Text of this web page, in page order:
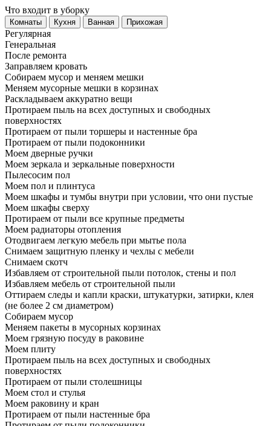
Что входит в уборку
Регу­лярная
Гене­ральная
После ремонта
Заправляем кровать
Собираем мусор и меняем мешки
Меняем мусорные мешки в корзинах
Раскладываем аккуратно вещи
Протираем пыль на всех доступных и свободных
поверхностях
Протираем от пыли торшеры и настенные бра
Протираем от пыли подоконники
Моем дверные ручки
Моем зеркала и зеркальные поверхности
Пылесосим пол
Моем пол и плинтуса
Моем шкафы и тумбы внутри при условии, что они пустые
Моем шкафы сверху
Протираем от пыли все крупные предметы
Моем радиаторы отопления
Отодвигаем легкую мебель при мытье пола
Снимаем защитную пленку и чехлы с мебели
Снимаем скотч
Избавляем от строительной пыли потолок, стены и пол
Избавляем мебель от строительной пыли
Оттираем следы и капли краски, штукатурки, затирки, клея
(не более 2 см диаметром)
Собираем мусор
Меняем пакеты в мусорных корзинах
Моем грязную посуду в раковине
Моем плиту
Протираем пыль на всех доступных и свободных
поверхностях
Протираем от пыли столешницы
Моем стол и стулья
Моем раковину и кран
Протираем от пыли настенные бра